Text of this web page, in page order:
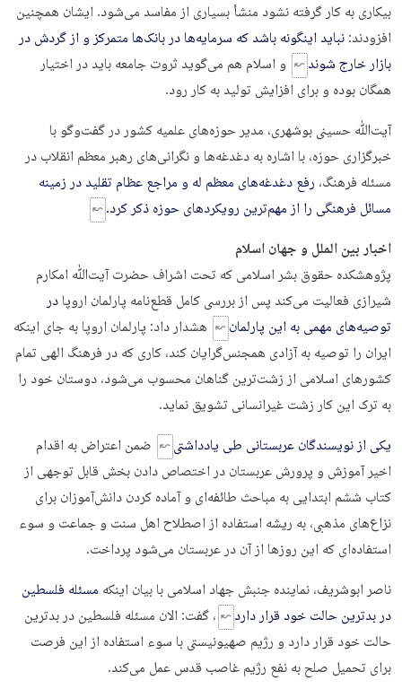
بیکاری به کار گرفته نشود منشأ بسیاری از مفاسد می‌شود. ایشان همچنین
افزودند:نباید اینگونه باشد که سرمایه‌ها در بانک‌ها متمرکز و از گردش در
بازار خارج شوند
و اسلام هم می‌گوید ثروت جامعه باید در اختیار
همگان بوده و برای افزایش تولید به کار رود.
آیت‌ﷲ حسینی بوشهری، مدیر حوزه‌های علمیه کشور در گفت‌وگو با
خبرگزاری حوزه، با اشاره به دغدغه‌ها و نگرانی‌های رهبر معظم انقلاب در
مسئله فرهنگ، رفع دغدغه‌های معظم له و مراجع عظام تقلید در زمینه
مسائل فرهنگی را از مهم‌ترین رویکردهای حوزه ذکر کرد.
اخبار بین الملل و جهان اسلام
پژوهشکده حقوق بشر اسلامی که تحت اشراف حضرت آیت‌ﷲ امکارم
شیرازى فعالیت مى‌کند پس از بررسى کامل قطع‌نامه پارلمان اروپادر
توصیه‌های مهمی به این پارلمان
هشدار داد: پارلمان اروپا به جاى اینکه
ایران را توصیه به آزادى همجنس‌گرایان کند، کارى که در فرهنگ الهى تمام
کشورهاى اسلامى از زشت‌ترین گناهان محسوب مى‌شود، دوستان خود را
به ترک این کار زشت غیرانسانى تشویق نماید.
یکی از نویسندگان عربستانی طی یادداشتی
ضمن اعتراض به اقدام
اخیر آموزش و پرورش عربستان در اختصاص دادن بخش قابل توجهی از
کتاب ششم ابتدایی به مباحث طائفه‌ای و آماده کردن دانش‌آموزان برای
نزاع‌های مذهبی، به ریشه استفاده از اصطلاح اهل سنت و جماعت و سوء
استفاده‌ای که این روزها از آن در عربستان می‌شود پرداخت.
ناصر ابوشریف، نماینده جنبش جهاد اسلامی با بیان اینکه مسئله فلسطین
در بدترین حالت خود قرار دارد
،‌ گفت: الان مسئله فلسطین در بد‌ترین
حالت خود قرار دارد و رژیم صهیونیستی با سوء استفاده از این فرصت
برای تحمیل صلح به نفع رژیم غاصب قدس عمل می‌کند.